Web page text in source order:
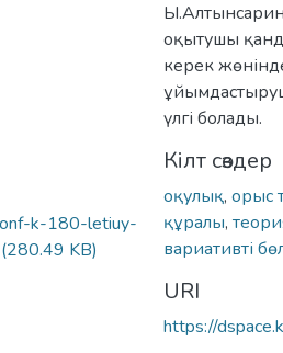
k-180-letiuy-
(280.49 KB)
оқытушы
керек жөнінде
үлгі болады.
Кілт сөздер
оқулық, орыс
құралы,
вариативті
URI
https://